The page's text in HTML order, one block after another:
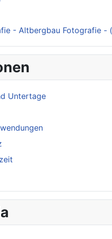
- Altbergbau Fotografie -
Untertage